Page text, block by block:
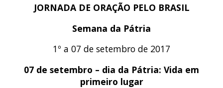
JORNADA DE ORAÇÃO PELO BRASIL
Semana da Pátria
1º a 07 de setembro de 2017
07 de setembro – dia da Pátria: Vida em
primeiro lugar